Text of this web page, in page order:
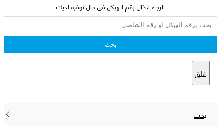
الرجاء ادخال رقم الهيكل في حال توفره لديك
بحث
غلق
بحث